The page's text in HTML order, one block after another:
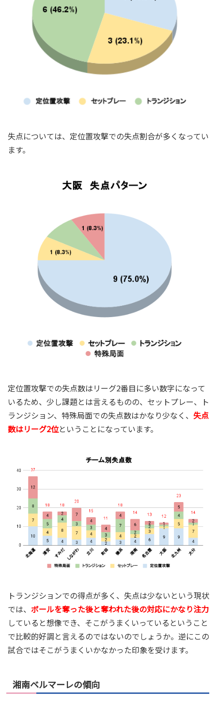
失点については、定位置攻撃での失点割合が多くなってい
ます。
定位置攻撃での失点数はリーグ2番目に多い数字になって
いるため、少し課題とは言えるものの、セットプレー、ト
ランジション、特殊局面での失点数はかなり少なく、 失点
数はリーグ2位ということになっています。
トランジションでの得点が多く、失点は少ないという現状
では、 ボールを奪った後と奪われた後の対応にかなり注力
していると想像でき、そこがうまくいっているということ
で比較的好調と言えるのではないのでしょうか。逆にこの
試合ではそこがうまくいかなかった印象を受けます。
湘南ベルマーレの傾向